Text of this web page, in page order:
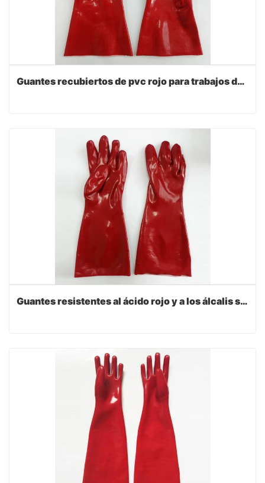
Guantes recubiertos de pvc rojo para trabajos de seguridad industrial
Guantes resistentes al ácido rojo y a los álcalis sumergidos en pvc